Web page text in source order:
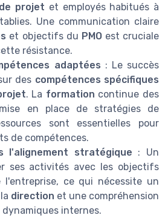
projet et employés habitués à
Une communication claire
et objectifs du PMOest cruciale
résistance.
adaptées : Le succès
des compétences spécifiques
. La formation continue des
en place de stratégies de
sont essentielles pour
de compétences.
l'alignement stratégique : Un
ses activités avec les objectifs
l'entreprise, ce qui nécessite un
direction et une compréhension
internes.